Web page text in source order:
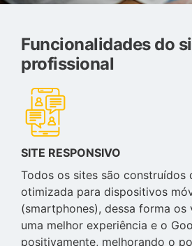
Funcionalidades do
profissional
SITE RESPONSIVO
Todos os sites são construídos
otimizada para dispositivos
(smartphones), dessa forma os
uma melhor experiência e o
positivamente, melhorando o